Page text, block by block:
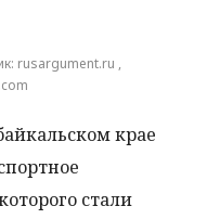
rusargument.ru ,
крае
стали